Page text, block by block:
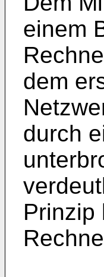
einem
dem
durch
Prinzip